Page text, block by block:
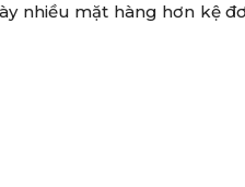
nhiều mặt hàng hơn kệ